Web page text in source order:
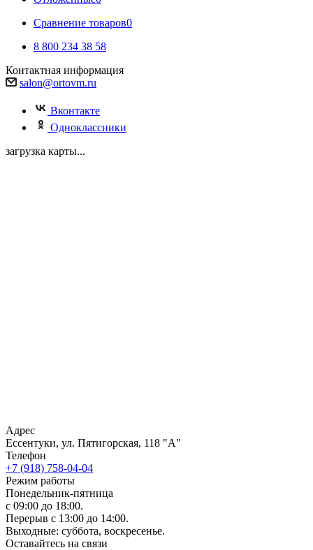
Сравнение товаров0
8 800 234 38 58
Контактная информация
salon@ortovm.ru
Вконтакте
Одноклассники
загрузка карты...
Адрес
Ессентуки, ул. Пятигорская, 118 "А"
Телефон
+7 (918) 758-04-04
Режим работы
Понедельник-пятница
с 09:00 до 18:00.
Перерыв с 13:00 до 14:00.
Выходные: суббота, воскресенье.
Оставайтесь на связи